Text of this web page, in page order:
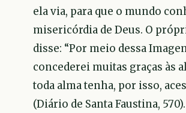
ela via, para que o mundo
misericórdia de Deus. O
disse: “Por meio dessa
concederei muitas graças às
toda alma tenha, por isso,
(Diário de Santa Faustina,